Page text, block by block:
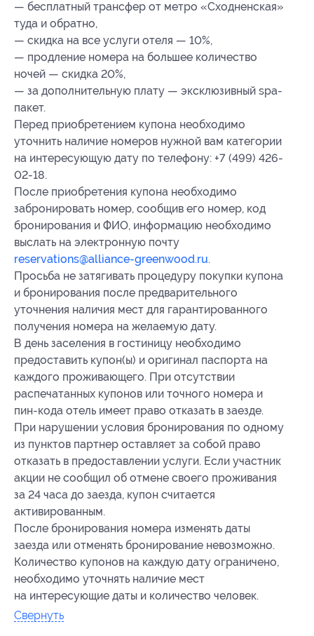
— бесплатный трансфер от метро «Сходненская»
туда и обратно,
— скидка на все услуги отеля — 10%,
— продление номера на большее количество
ночей — скидка 20%,
— за дополнительную плату — эксклюзивный spa-
пакет.
Перед приобретением купона необходимо
уточнить наличие номеров нужной вам категории
на интересующую дату по телефону: +7 (499) 426-
02-18.
После приобретения купона необходимо
забронировать номер, сообщив его номер, код
бронирования и ФИО, информацию необходимо
выслать на электронную почту
reservations@alliance-greenwood.ru.
Просьба не затягивать процедуру покупки купона
и бронирования после предварительного
уточнения наличия мест для гарантированного
получения номера на желаемую дату.
В день заселения в гостиницу необходимо
предоставить купон(ы) и оригинал паспорта на
каждого проживающего. При отсутствии
распечатанных купонов или точного номера и
пин-кода отель имеет право отказать в заезде.
При нарушении условия бронирования по одному
из пунктов партнер оставляет за собой право
отказать в предоставлении услуги. Если участник
акции не сообщил об отмене своего проживания
за 24 часа до заезда, купон считается
активированным.
После бронирования номера изменять даты
заезда или отменять бронирование невозможно.
Количество купонов на каждую дату ограничено,
необходимо уточнять наличие мест
на интересующие даты и количество человек.
Свернуть